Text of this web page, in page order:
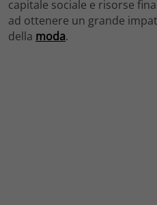
capitale sociale e risorse
ad ottenere un grande
della moda.